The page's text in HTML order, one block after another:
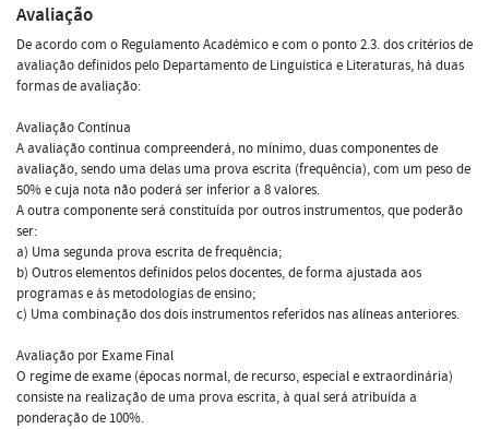
Avaliação
De acordo com o Regulamento Académico e com o ponto 2.3. dos critérios de
avaliação definidos pelo Departamento de Linguística e Literaturas, há duas
formas de avaliação:
Avaliação Contínua
A avaliação contínua compreenderá, no mínimo, duas componentes de
avaliação, sendo uma delas uma prova escrita (frequência), com um peso de
50% e cuja nota não poderá ser inferior a 8 valores.
A outra componente será constituída por outros instrumentos, que poderão
ser:
a) Uma segunda prova escrita de frequência;
b) Outros elementos definidos pelos docentes, de forma ajustada aos
programas e às metodologias de ensino;
c) Uma combinação dos dois instrumentos referidos nas alíneas anteriores.
Avaliação por Exame Final
O regime de exame (épocas normal, de recurso, especial e extraordinária)
consiste na realização de uma prova escrita, à qual será atribuída a
ponderação de 100%.